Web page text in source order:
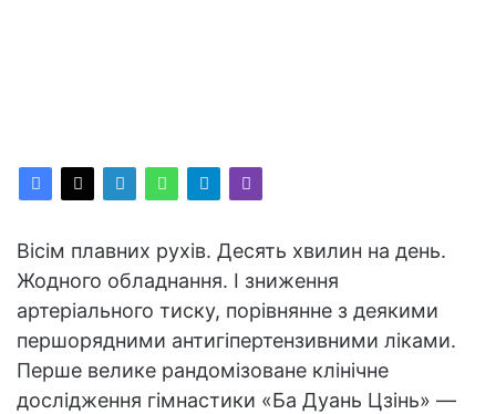
Вісім плавних рухів. Десять хвилин на день.
Жодного обладнання. І зниження
артеріального тиску, порівнянне з деякими
першорядними антигіпертензивними ліками.
Перше велике рандомізоване клінічне
дослідження гімнастики «Ба Дуань Цзінь» —